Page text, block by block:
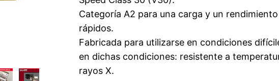
Categoría A2 para una carga y un
rápidos.
Fabricada para utilizarse en condiciones
en dichas condiciones: resistente a
rayos X.